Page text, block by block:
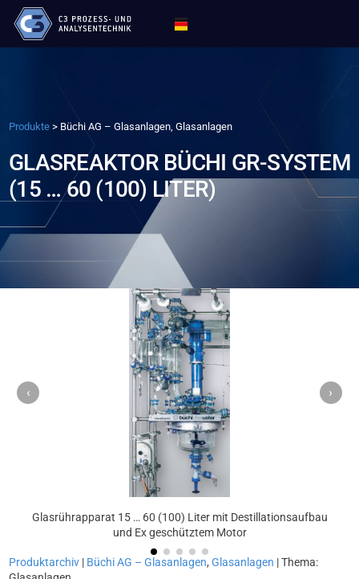
Produkte > Büchi AG – Glasanlagen, Glasanlagen
GLASREAKTOR BÜCHI GR-SYSTEM
(15 … 60 (100) LITER)
‹ ›
Glasrührapparat 15 … 60 (100) Liter mit Destillationsaufbau
und Ex geschütztem Motor
Produktarchiv | Büchi AG – Glasanlagen,Glasanlagen | Thema: